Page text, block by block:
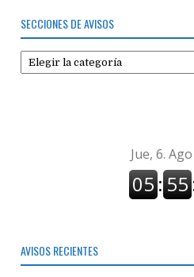
SECCIONES DE AVISOS
Secciones
de
AVISOS RECIENTES